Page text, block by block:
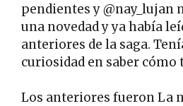
pendientes y @nay_lujan
una novedad y ya había
anteriores de la saga.
curiosidad en saber cómo
Los anteriores fueron La